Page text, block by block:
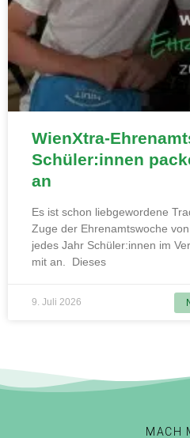
WienXtra-
Schüler:innen
an
Es ist schon liebgewordene
Zuge der Ehrenamtswoche
jedes Jahr Schüler:innen im
mit an. Dieses
9. Juli 2026
MACH